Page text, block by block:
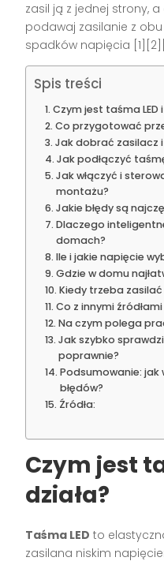
zasil ją z jednej strony,
podawaj zasilanie z
spadków napięcia
Spis treści
Czym jest taśma LED
Co przygotować
Jak dobrać zasilacz
Jak podłączyć
Jak włączyć i
montażu?
Jakie błędy są
Dlaczego
domach?
Ile i jakie napięcie
Gdzie w domu
Kiedy trzeba
Co z innymi źródłami
Na czym polega
Jak szybko
poprawnie?
Podsumowanie: jak
błędów?
Źródła:
Czym jest
działa?
Taśma LED to
zasilana niskim